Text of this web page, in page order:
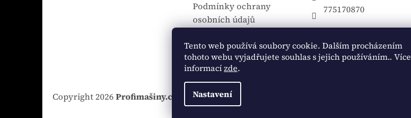
Tento web používá soubory cookie. Dalším procházením
tohoto webu vyjadřujete souhlas s jejich používáním.. Více
informacízde.
Nastavení
Podmínky ochrany
osobních údajů
Reklamace
775170870
Copyright 2026 Profimašiny.cz . Všechna práva vyhrazena.